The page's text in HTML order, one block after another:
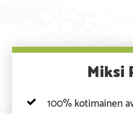
Miksi
100% kotimainen